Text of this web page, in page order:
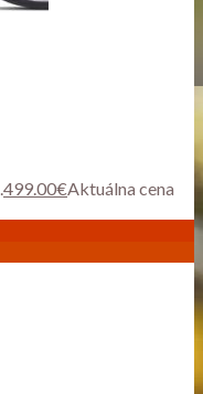
499.00€Aktuálna cena